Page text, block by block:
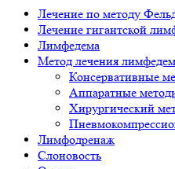
Лечение по методу
Лечение гигантской
Лимфедема
Метод лечения
Консервативные
Аппаратные
Хирургический
Лимфодренаж
Слоновость